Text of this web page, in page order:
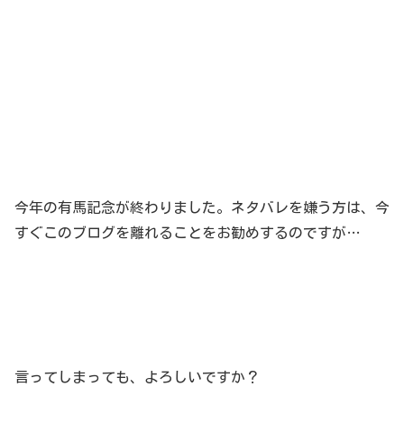
今年の有馬記念が終わりました。ネタバレを嫌う方は、今
すぐこのブログを離れることをお勧めするのですが…
言ってしまっても、よろしいですか？